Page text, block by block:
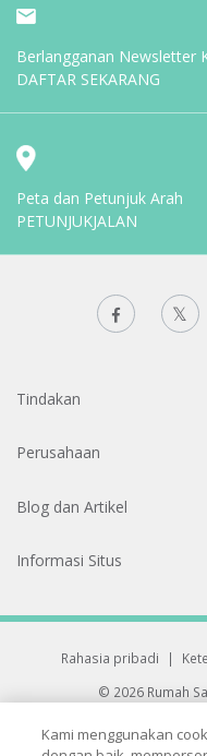
Berlangganan Newsletter
DAFTAR SEKARANG
Peta dan Petunjuk Arah
PETUNJUKJALAN
Tindakan
Perusahaan
Blog dan Artikel
Informasi Situs
Rahasia pribadi |
© 2026 Rumah
33 Sukhumvit 3,
Kami menggunakan